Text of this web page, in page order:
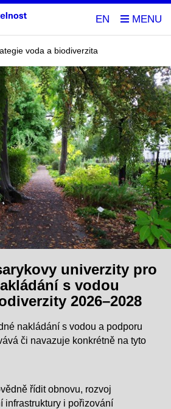
EN
voda a biodiverzita
univerzity pro
s vodou
2026–2028
nakládání s vodou a podporu
či navazuje konkrétně na tyto
řídit obnovu, rozvoj
infrastruktury i pořizování